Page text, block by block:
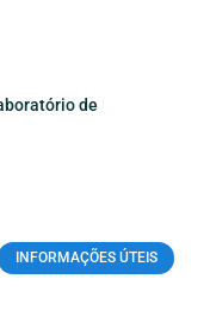
de
INFORMAÇÕES ÚTEIS